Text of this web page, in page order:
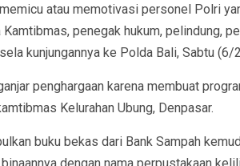
atau memotivasi personel Polri
penegak hukum, pelindung,
kunjungannya ke Polda Bali, Sabtu (6/
penghargaan karena membuat
Kelurahan Ubung, Denpasar.
buku bekas dari Bank Sampah
dengan nama perpustakaan